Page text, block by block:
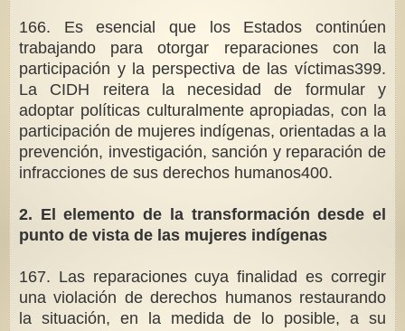
166. Es esencial que los Estados continúen
trabajando para otorgar reparaciones con la
participación y la perspectiva de las víctimas399.
La CIDH reitera la necesidad de formular y
adoptar políticas culturalmente apropiadas, con la
participación de mujeres indígenas, orientadas a la
prevención, investigación, sanción y reparación de
infracciones de sus derechos humanos400.
2. El elemento de la transformación desde el
punto de vista de las mujeres indígenas
167. Las reparaciones cuya finalidad es corregir
una violación de derechos humanos restaurando
la situación, en la medida de lo posible, a su